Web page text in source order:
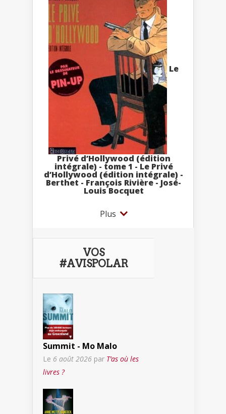
Le
Privé d’Hollywood (édition
intégrale) - tome 1 - Le Privé
d’Hollywood (édition intégrale) -
Berthet - François Rivière - José-
Louis Bocquet
Plus
VOS
#AVISPOLAR
Summit - Mo Malo
Le 6 août 2026 par T’as où les
livres ?